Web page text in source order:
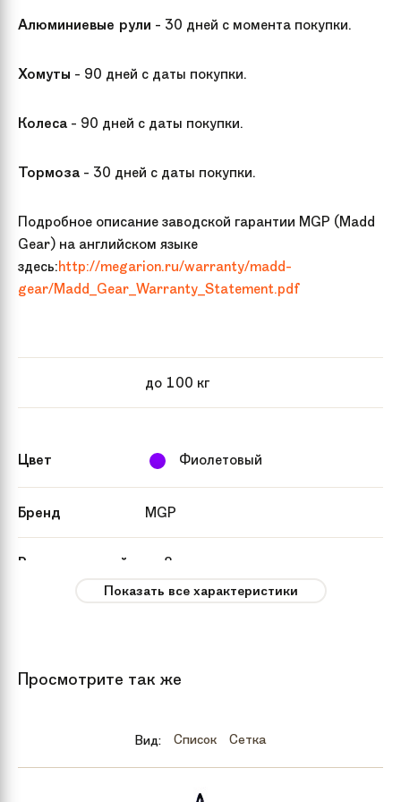
Алюминиевые рули - 30 дней с момента покупки.
Хомуты - 90 дней с даты покупки.
Колеса - 90 дней с даты покупки.
Тормоза - 30 дней с даты покупки.
Подробное описание заводской гарантии MGP (Madd
Gear) на английском языке
здесь:http://megarion.ru/warranty/madd-
gear/Madd_Gear_Warranty_Statement.pdf
до 100 кг
Цвет Фиолетовый
Бренд MGP
Рекомендуемый
от 8 лет
Вес 3.4 кг
3 года
Показать все характеристики
Просмотрите так же
Вид: Список Сетка